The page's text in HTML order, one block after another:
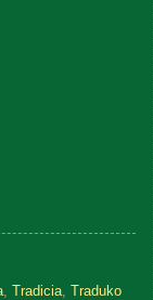
, Tradicia, Traduko